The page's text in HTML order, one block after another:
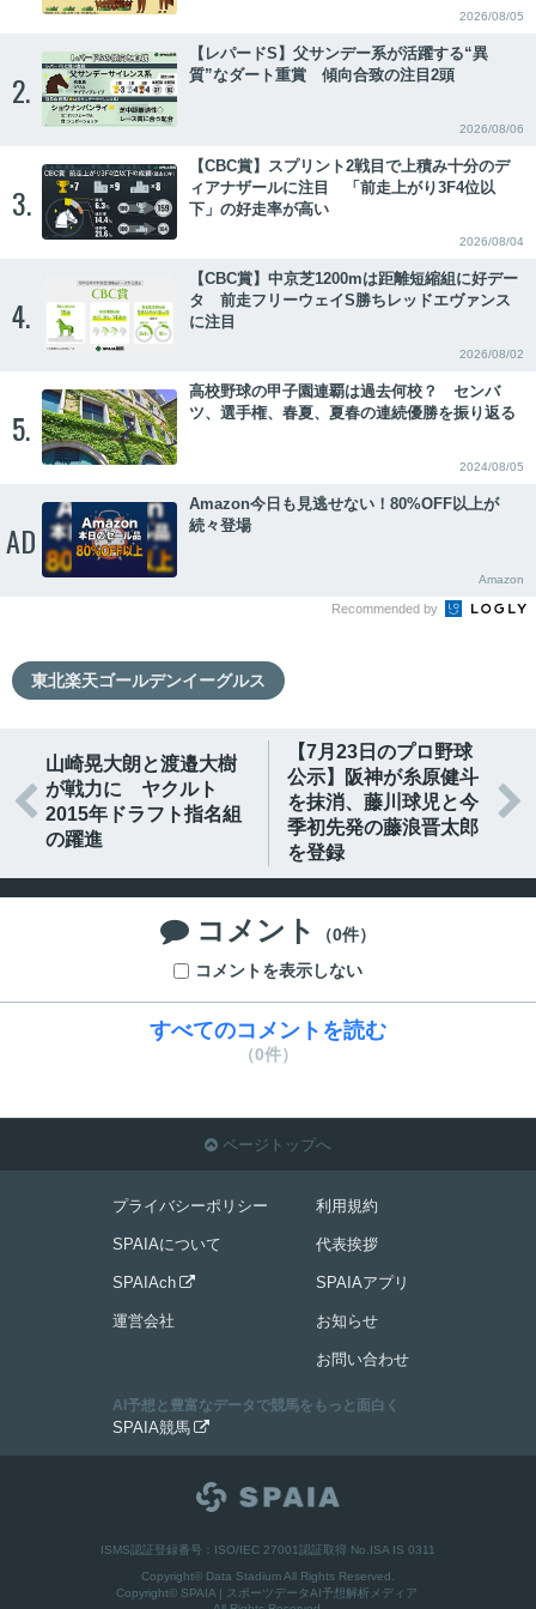
2026/08/05
2.
【レパードS】父サンデー系が活躍する“異
質”なダート重賞 傾向合致の注目2頭
2026/08/06
3.
【CBC賞】スプリント2戦目で上積み十分のデ
ィアナザールに注目 「前走上がり3F4位以
下」の好走率が高い
2026/08/04
4.
【CBC賞】中京芝1200mは距離短縮組に好デー
タ 前走フリーウェイS勝ちレッドエヴァンス
に注目
2026/08/02
5.
高校野球の甲子園連覇は過去何校？ センバ
ツ、選手権、春夏、夏春の連続優勝を振り返る
2024/08/05
AD
Amazon今日も見逃せない！80%OFF以上が
続々登場
Amazon
Recommended by
東北楽天ゴールデンイーグルス

山崎晃大朗と渡邉大樹
が戦力に ヤクルト
2015年ドラフト指名組
の躍進
【7月23日のプロ野球
公示】阪神が糸原健斗
を抹消、藤川球児と今
季初先発の藤浪晋太郎
を登録

 コメント
（0件）
コメントを表示しない
すべてのコメントを読む
（0件）
 ページトップへ
プライバシーポリシー
SPAIAについて
SPAIAch 
運営会社
利用規約
代表挨拶
SPAIAアプリ
お知らせ
お問い合わせ
AI予想と豊富なデータで競馬をもっと面白く
SPAIA競馬 
ISMS認証登録番号：ISO/IEC 27001認証取得 No.ISA IS 0311
Copyright© Data Stadium All Rights Reserved.
Copyright© SPAIA | スポーツデータAI予想解析メディア